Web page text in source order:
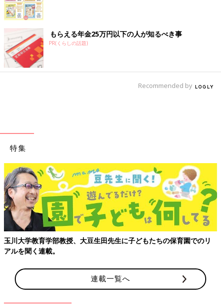
もらえる年金25万円以下の人が知るべき事
PR(くらしの話題)
Recommended by
特集
玉川大学教育学部教授、大豆生田先生に子どもたちの保育園でのリ
アルを聞く連載。
連載一覧へ